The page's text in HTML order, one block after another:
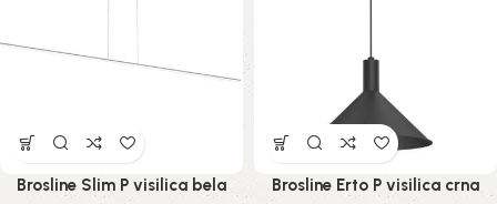
Brosline Slim P visilica bela Brosline Erto P visilica crna